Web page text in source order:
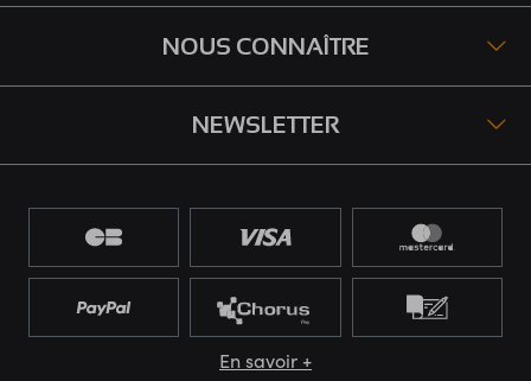
NOUS CONNAÎTRE
NEWSLETTER
En savoir +